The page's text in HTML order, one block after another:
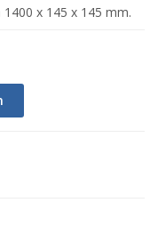
x 145 x 145 mm.